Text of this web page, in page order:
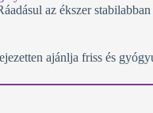
az ékszer
ajánlja friss és